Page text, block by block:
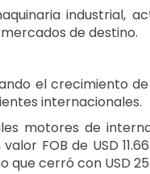
industrial,
de destino.
el crecimiento
internacionales.
motores de
FOB de USD
cerró con USD